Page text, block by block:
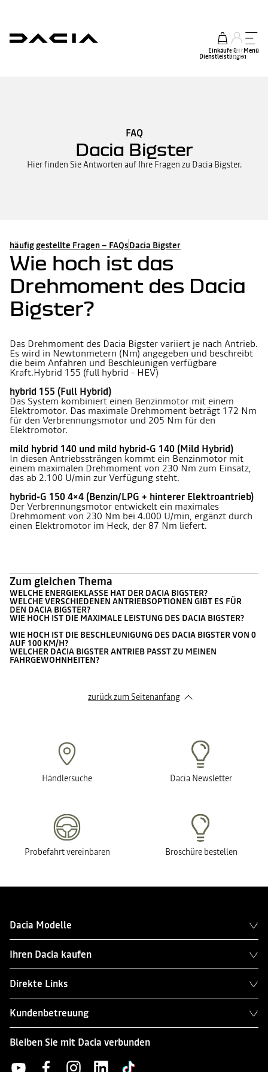
Einkäufe &
Dienstleistungen
mein
Konto
Menü
FAQ
Dacia Bigster
Hier finden Sie Antworten auf Ihre Fragen zu Dacia Bigster.
häufig gestellte Fragen – FAQsDacia Bigster
Wie hoch ist das
Drehmoment des Dacia
Bigster?
Das Drehmoment des Dacia Bigster variiert je nach Antrieb.
Es wird in Newtonmetern (Nm) angegeben und beschreibt
die beim Anfahren und Beschleunigen verfügbare
Kraft.Hybrid 155 (full hybrid - HEV)
hybrid 155 (Full Hybrid)
Das System kombiniert einen Benzinmotor mit einem
Elektromotor. Das maximale Drehmoment beträgt 172 Nm
für den Verbrennungsmotor und 205 Nm für den
Elektromotor.
mild hybrid 140 und mild hybrid-G 140 (Mild Hybrid)
In diesen Antriebssträngen kommt ein Benzinmotor mit
einem maximalen Drehmoment von 230 Nm zum Einsatz,
das ab 2.100 U/min zur Verfügung steht.
hybrid-G 150 4×4 (Benzin/LPG + hinterer Elektroantrieb)
Der Verbrennungsmotor entwickelt ein maximales
Drehmoment von 230 Nm bei 4.000 U/min, ergänzt durch
einen Elektromotor im Heck, der 87 Nm liefert.
Zum gleichen Thema
WELCHE ENERGIEKLASSE HAT DER DACIA BIGSTER?
WELCHE VERSCHIEDENEN ANTRIEBSOPTIONEN GIBT ES FÜR
DEN DACIA BIGSTER?
WIE HOCH IST DIE MAXIMALE LEISTUNG DES DACIA BIGSTER?
WIE HOCH IST DIE BESCHLEUNIGUNG DES DACIA BIGSTER VON 0
AUF 100 KM/H?
WELCHER DACIA BIGSTER ANTRIEB PASST ZU MEINEN
FAHRGEWOHNHEITEN?
zurück zum Seitenanfang
Händlersuche Dacia Newsletter
Probefahrt vereinbaren Broschüre bestellen
Dacia Modelle
Ihren Dacia kaufen
Direkte Links
Kundenbetreuung
Bleiben Sie mit Dacia verbunden